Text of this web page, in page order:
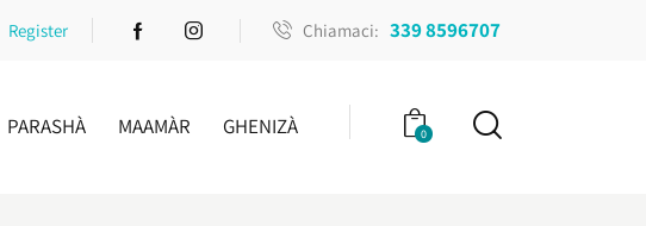
Register Chiamaci: 339 8596707
PARASHÀ MAAMÀR GHENIZÀ 0